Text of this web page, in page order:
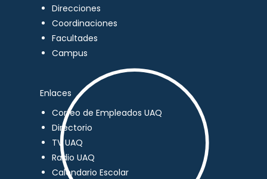
Direcciones
Coordinaciones
Facultades
Campus
Enlaces
Correo de Empleados UAQ
Directorio
TV UAQ
Radio UAQ
Calendario Escolar